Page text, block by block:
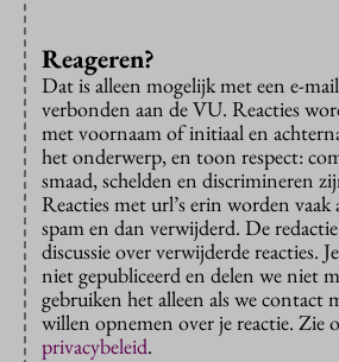
Reageren?
Dat is alleen mogelijk met een e-
verbonden aan de VU. Reacties
met voornaam of initiaal en
het onderwerp, en toon respect:
smaad, schelden en discrimineren
Reacties met url’s erin worden vaak
spam en dan verwijderd. De
discussie over verwijderde reacties.
niet gepubliceerd en delen we niet
gebruiken het alleen als we contact
willen opnemen over je reactie. Zie
privacybeleid.